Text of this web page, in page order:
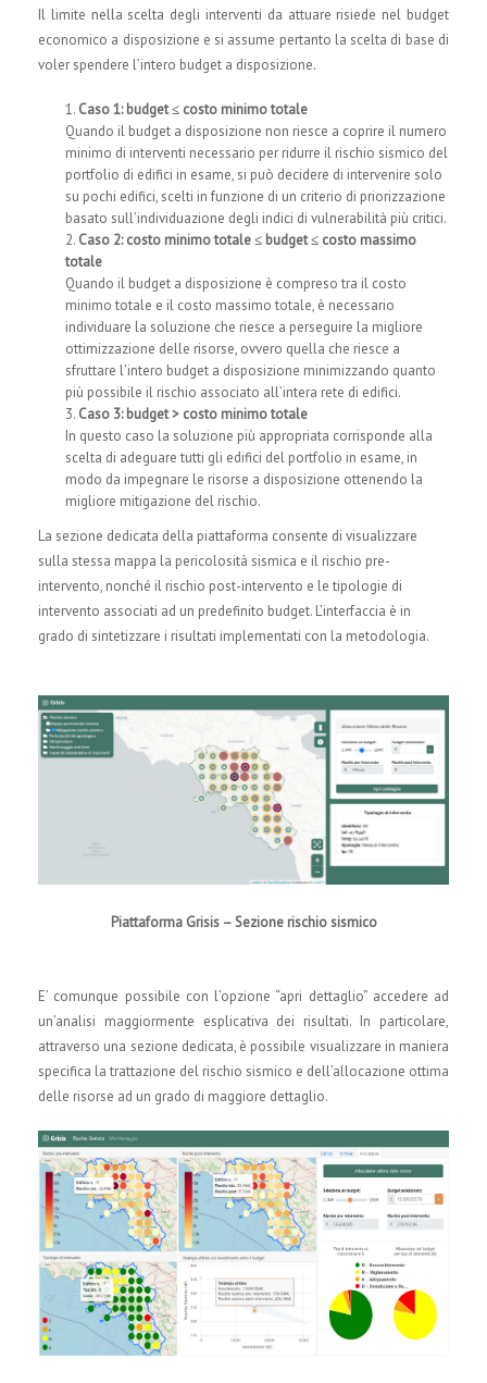
Il limite nella scelta degli interventi da attuare risiede nel budget
economico a disposizione e si assume pertanto la scelta di base di
voler spendere l’intero budget a disposizione.
Caso 1: budget ≤ costo minimo totale
Quando il budget a disposizione non riesce a coprire il numero
minimo di interventi necessario per ridurre il rischio sismico del
portfolio di edifici in esame, si può decidere di intervenire solo
su pochi edifici, scelti in funzione di un criterio di priorizzazione
basato sull’individuazione degli indici di vulnerabilità più critici.
Caso 2: costo minimo totale ≤ budget ≤ costo massimo
totale
Quando il budget a disposizione è compreso tra il costo
minimo totale e il costo massimo totale, è necessario
individuare la soluzione che riesce a perseguire la migliore
ottimizzazione delle risorse, ovvero quella che riesce a
sfruttare l’intero budget a disposizione minimizzando quanto
più possibile il rischio associato all’intera rete di edifici.
Caso 3: budget > costo minimo totale
In questo caso la soluzione più appropriata corrisponde alla
scelta di adeguare tutti gli edifici del portfolio in esame, in
modo da impegnare le risorse a disposizione ottenendo la
migliore mitigazione del rischio.
La sezione dedicata della piattaforma consente di visualizzare
sulla stessa mappa la pericolosità sismica e il rischio pre-
intervento, nonché il rischio post-intervento e le tipologie di
intervento associati ad un predefinito budget. L’interfaccia è in
grado di sintetizzare i risultati implementati con la metodologia.
Piattaforma Grisis – Sezione rischio sismico
E’ comunque possibile con l’opzione “apri dettaglio” accedere ad
un’analisi maggiormente esplicativa dei risultati. In particolare,
attraverso una sezione dedicata, è possibile visualizzare in maniera
specifica la trattazione del rischio sismico e dell’allocazione ottima
delle risorse ad un grado di maggiore dettaglio.